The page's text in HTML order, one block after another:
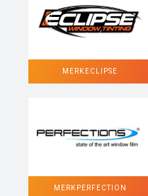
MERK ECLIPSE
MERK PERFECTION